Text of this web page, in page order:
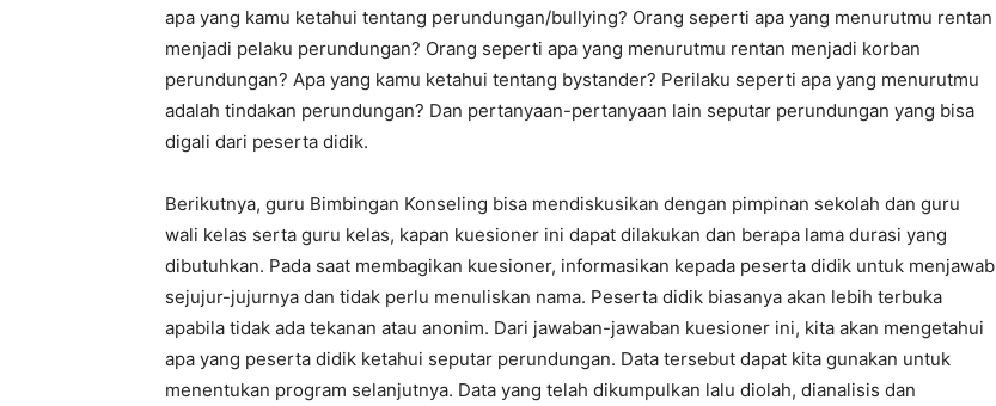
apa yang kamu ketahui tentang perundungan/bullying? Orang seperti apa yang menurutmu rentan
menjadi pelaku perundungan? Orang seperti apa yang menurutmu rentan menjadi korban
perundungan? Apa yang kamu ketahui tentang bystander? Perilaku seperti apa yang menurutmu
adalah tindakan perundungan? Dan pertanyaan-pertanyaan lain seputar perundungan yang bisa
digali dari peserta didik.
Berikutnya, guru Bimbingan Konseling bisa mendiskusikan dengan pimpinan sekolah dan guru
wali kelas serta guru kelas, kapan kuesioner ini dapat dilakukan dan berapa lama durasi yang
dibutuhkan. Pada saat membagikan kuesioner, informasikan kepada peserta didik untuk menjawab
sejujur-jujurnya dan tidak perlu menuliskan nama. Peserta didik biasanya akan lebih terbuka
apabila tidak ada tekanan atau anonim. Dari jawaban-jawaban kuesioner ini, kita akan mengetahui
apa yang peserta didik ketahui seputar perundungan. Data tersebut dapat kita gunakan untuk
menentukan program selanjutnya. Data yang telah dikumpulkan lalu diolah, dianalisis dan